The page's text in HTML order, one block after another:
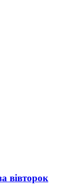
вівторок